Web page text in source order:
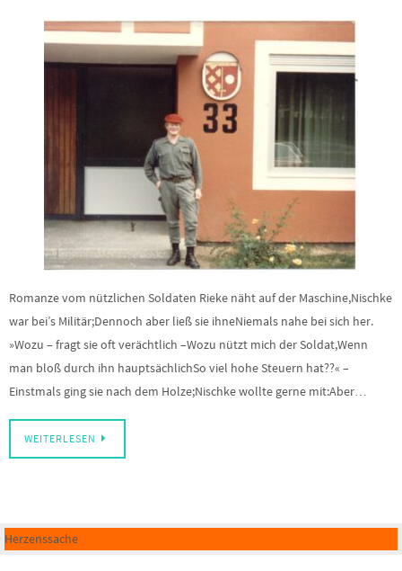
Romanze vom nützlichen Soldaten Rieke näht auf der Maschine,Nischke
war bei’s Militär;Dennoch aber ließ sie ihneNiemals nahe bei sich her.
»Wozu – fragt sie oft verächtlich –Wozu nützt mich der Soldat,Wenn
man bloß durch ihn hauptsächlichSo viel hohe Steuern hat??« –
Einstmals ging sie nach dem Holze;Nischke wollte gerne mit:Aber…
WEITERLESEN
Herzenssache